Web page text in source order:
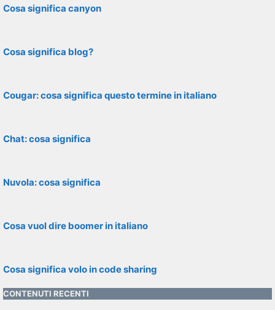
Cosa significa canyon
Cosa significa blog?
Cougar: cosa significa questo termine in italiano
Chat: cosa significa
Nuvola: cosa significa
Cosa vuol dire boomer in italiano
Cosa significa volo in code sharing
CONTENUTI RECENTI